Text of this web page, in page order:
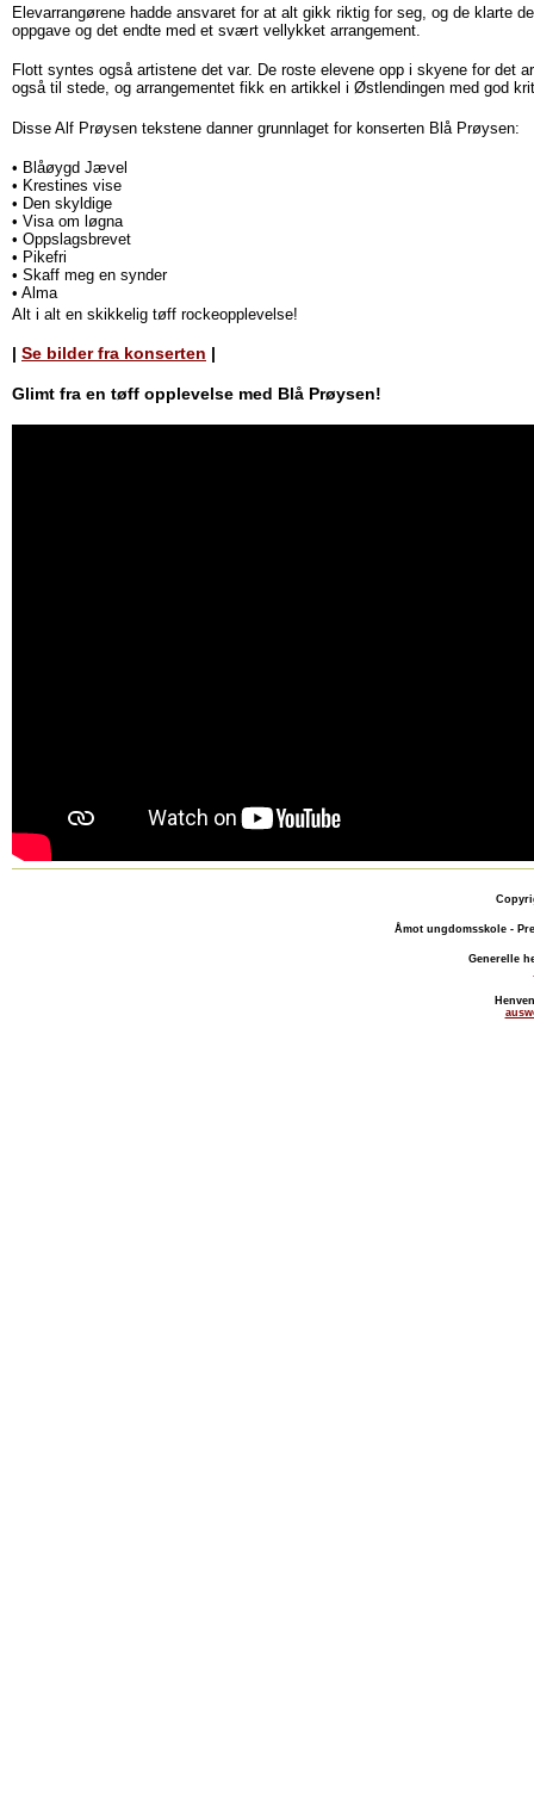
Elevarrangørene hadde ansvaret for at alt gikk riktig for seg, og de klarte
oppgave og det endte med et svært vellykket arrangement.
Flott syntes også artistene det var. De roste elevene opp i skyene for det
også til stede, og arrangementet fikk en artikkel i Østlendingen med god
Disse Alf Prøysen tekstene danner grunnlaget for konserten Blå Prøysen:
• Blåøygd Jævel
• Krestines vise
• Den skyldige
• Visa om løgna
• Oppslagsbrevet
• Pikefri
• Skaff meg en synder
• Alma
Alt i alt en skikkelig tøff rockeopplevelse!
Se bilder fra konserten
Glimt fra en tøff opplevelse med Blå Prøysen!
Åmot ungdomsskole -
Generelle